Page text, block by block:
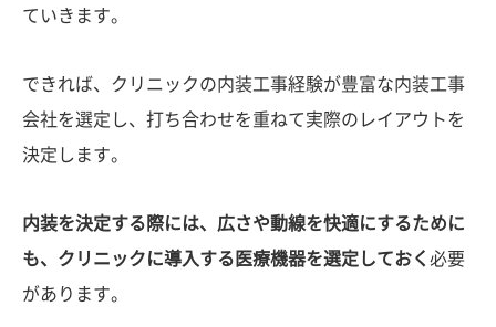
ていきます。
できれば、クリニックの内装工事経験が豊富な内装工事
会社を選定し、打ち合わせを重ねて実際のレイアウトを
決定します。
内装を決定する際には、広さや動線を快適にするために
も、クリニックに導入する医療機器を選定しておく 必要
があります。